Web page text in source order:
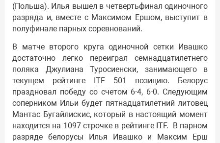
(Польша). Илья вышел в четвертьфинал одиночного
разряда и, вместе с Максимом Ершом, выступит в
полуфинале парных соревнований.
В матче второго круга одиночной сетки Ивашко
достаточно легко переиграл семнадцатилетнего
поляка Джулиана Туросиенски, занимающего в
текущем рейтинге ITF 501 позицию. Белорус
праздновал победу со счетом 6-4, 6-0. Следующим
соперником Ильи будет пятнадцатилетний литовец
Мантас Бугайлискис, который в настоящий момент
находится на 1097 строчке в рейтинге ITF. В парном
разряде белорусы Илья Ивашко и Максим Ерш